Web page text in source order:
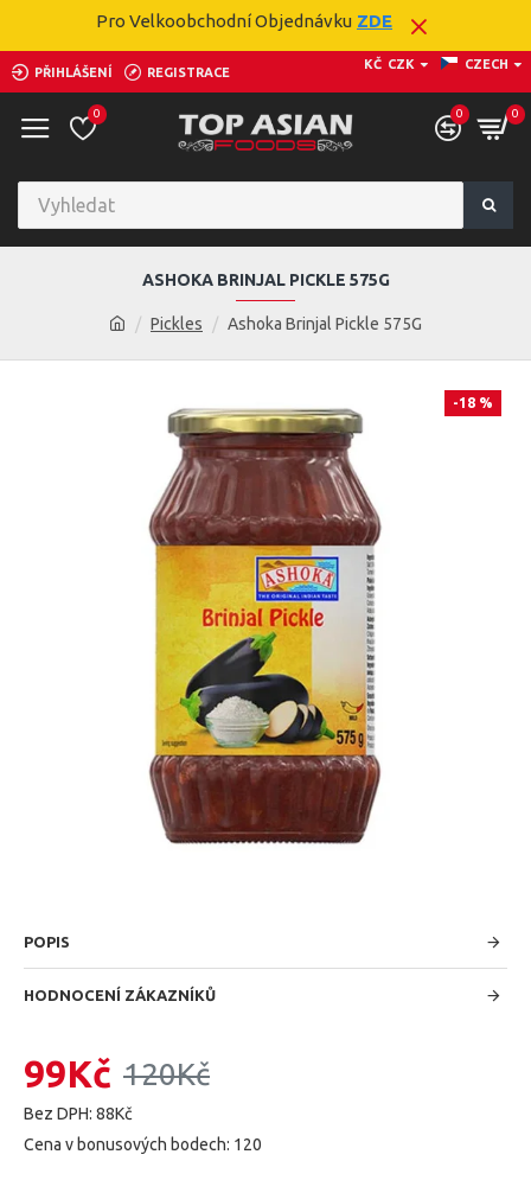
Pro Velkoobchodní Objednávku ZDE
PŘIHLÁŠENÍ REGISTRACE
KČ CZK CZECH
0 0 0
Pickles Ashoka Brinjal Pickle 575G
ASHOKA BRINJAL PICKLE 575G
-18 %
POPIS
HODNOCENÍ ZÁKAZNÍKŮ
99Kč 120Kč
Bez DPH: 88Kč
Cena v bonusových bodech: 120